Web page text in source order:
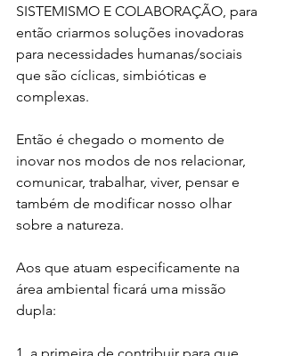
SISTEMISMO E COLABORAÇÃO, para
então criarmos soluções inovadoras
para necessidades humanas/sociais
que são cíclicas, simbióticas e
complexas.
Então é chegado o momento de
inovar nos modos de nos relacionar,
comunicar, trabalhar, viver, pensar e
também de modificar nosso olhar
sobre a natureza.
Aos que atuam especificamente na
área ambiental ficará uma missão
dupla: